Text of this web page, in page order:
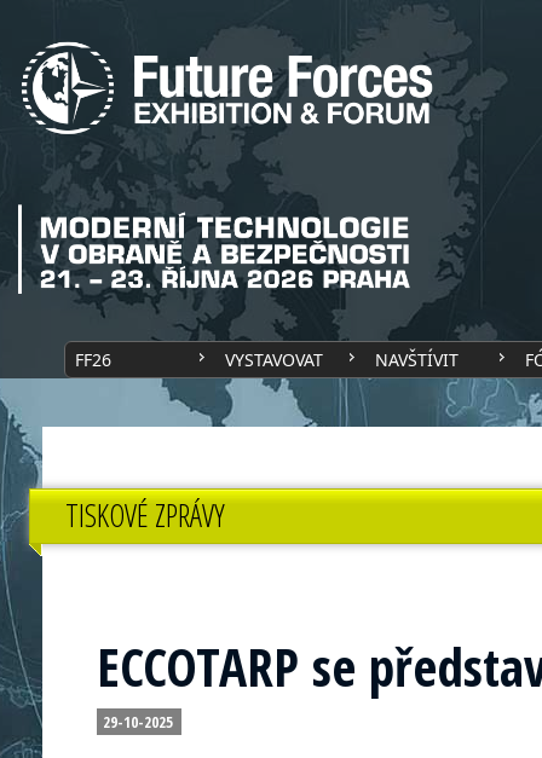
FF26 VYSTAVOVAT NAVŠTÍVIT
TISKOVÉ ZPRÁVY
ECCOTARP se
29-10-2025